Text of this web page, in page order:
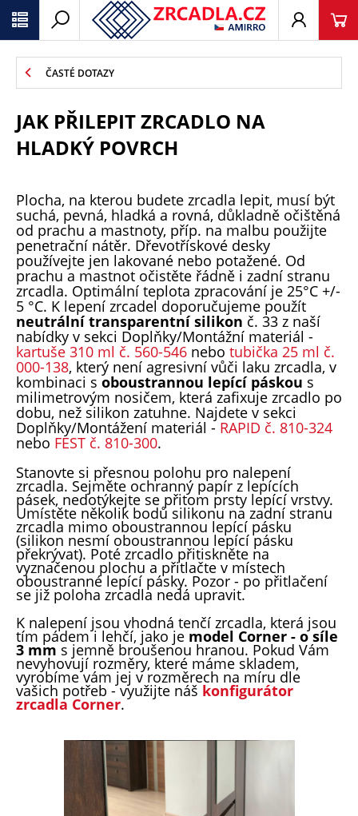
ČASTÉ DOTAZY
JAK PŘILEPIT ZRCADLO NA
HLADKÝ POVRCH
Plocha, na kterou budete zrcadla lepit, musí být
suchá, pevná, hladká a rovná, důkladně očištěná
od prachu a mastnoty, příp. na malbu použijte
penetrační nátěr. Dřevotřískové desky
používejte jen lakované nebo potažené. Od
prachu a mastnot očistěte řádně i zadní stranu
zrcadla. Optimální teplota zpracování je 25°C +/-
5 °C. K lepení zrcadel doporučujeme použít
neutrální transparentní silikon č. 33 z naší
nabídky v sekci Doplňky/Montážní materiál -
kartuše 310 ml č. 560-546 nebo tubička 25 ml č.
000-138, který není agresivní vůči laku zrcadla, v
kombinaci s oboustrannou lepící páskou s
milimetrovým nosičem, která zafixuje zrcadlo po
dobu, než silikon zatuhne. Najdete v sekci
Doplňky/Montážení materiál - RAPID č. 810-324
nebo FEST č. 810-300.
Stanovte si přesnou polohu pro nalepení
zrcadla. Sejměte ochranný papír z lepících
pásek, nedotýkejte se přitom prsty lepící vrstvy.
Umístěte několik bodů silikonu na zadní stranu
zrcadla mimo oboustrannou lepící pásku
(silikon nesmí oboustrannou lepící pásku
překrývat). Poté zrcadlo přitiskněte na
vyznačenou plochu a přitlačte v místech
oboustranné lepící pásky. Pozor - po přitlačení
se již poloha zrcadla nedá upravit.
K nalepení jsou vhodná tenčí zrcadla, která jsou
tím pádem i lehčí, jako je model Corner - o síle
3 mm s jemně broušenou hranou. Pokud Vám
nevyhovují rozměry, které máme skladem,
vyrobíme vám jej v rozměrech na míru dle
vašich potřeb - využijte náš konfigurátor
zrcadla Corner.